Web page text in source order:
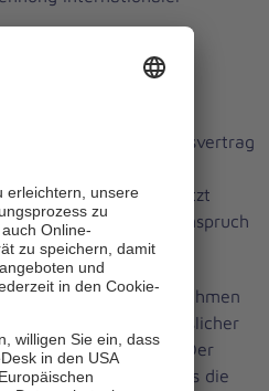
Unterstützung des
Hanisch: „Der Koalitionsvertrag
aufzustellen. Jetzt
diesen Anspruch
angekündigten Maßnahmen
und verlässlicher
Thomas Hanisch: „Der
Ziele. Jetzt muss die